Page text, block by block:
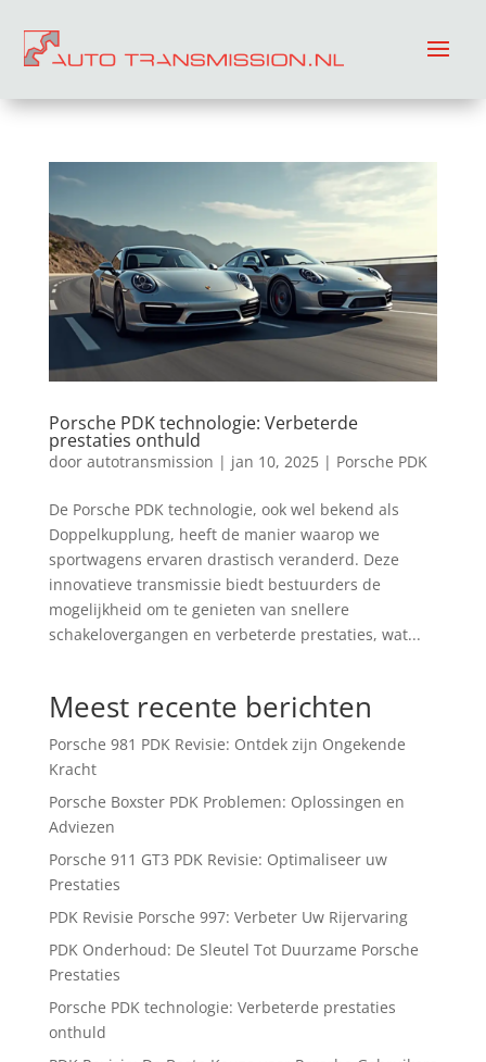
Porsche PDK technologie: Verbeterde
prestaties onthuld
door autotransmission | jan 10, 2025| Porsche PDK
De Porsche PDK technologie, ook wel bekend als
Doppelkupplung, heeft de manier waarop we
sportwagens ervaren drastisch veranderd. Deze
innovatieve transmissie biedt bestuurders de
mogelijkheid om te genieten van snellere
schakelovergangen en verbeterde prestaties, wat...
Meest recente berichten
Porsche 981 PDK Revisie: Ontdek zijn Ongekende
Kracht
Porsche Boxster PDK Problemen: Oplossingen en
Adviezen
Porsche 911 GT3 PDK Revisie: Optimaliseer uw
Prestaties
PDK Revisie Porsche 997: Verbeter Uw Rijervaring
PDK Onderhoud: De Sleutel Tot Duurzame Porsche
Prestaties
Porsche PDK technologie: Verbeterde prestaties
onthuld